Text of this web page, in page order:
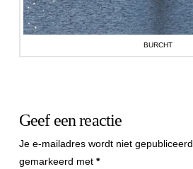
BURCHT
Geef een reactie
Je e-mailadres wordt niet gepubliceerd.
gemarkeerd met *